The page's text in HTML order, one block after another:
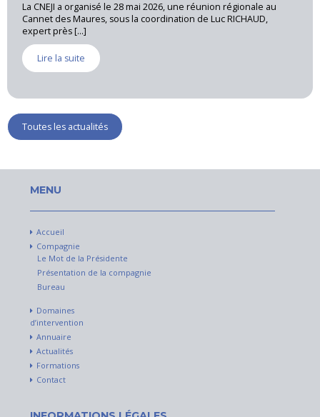
quiLa CNEJI a organisé le 28 mai 2026, une réunion régionale au
Cannet des Maures, sous la coordination de Luc RICHAUD,
expert près [...]
Lire la suite
Toutes les actualités
MENU
Accueil
Compagnie
Le Mot de la Présidente
Présentation de la compagnie
Bureau
Domaines
d’intervention
Annuaire
Actualités
Formations
Contact